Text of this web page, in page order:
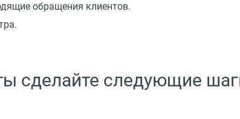
обращения клиентов.
сделайте следующие